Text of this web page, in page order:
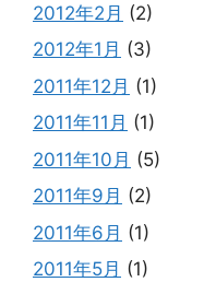
2012年2月 (2)
2012年1月 (3)
2011年12月 (1)
2011年11月 (1)
2011年10月 (5)
2011年9月 (2)
2011年6月 (1)
2011年5月 (1)